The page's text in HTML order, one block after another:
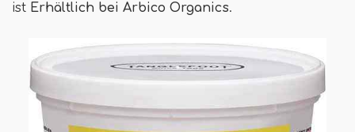
ist Erhältlich bei Arbico Organics.